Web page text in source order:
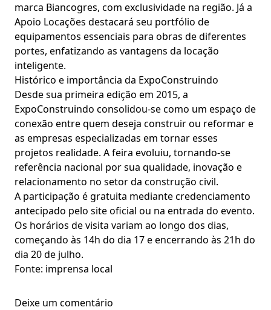
marca Biancogres, com exclusividade na região. Já a
Apoio Locações destacará seu portfólio de
equipamentos essenciais para obras de diferentes
portes, enfatizando as vantagens da locação
inteligente.
Histórico e importância da ExpoConstruindo
Desde sua primeira edição em 2015, a
ExpoConstruindo consolidou-se como um espaço de
conexão entre quem deseja construir ou reformar e
as empresas especializadas em tornar esses
projetos realidade. A feira evoluiu, tornando-se
referência nacional por sua qualidade, inovação e
relacionamento no setor da construção civil.
A participação é gratuita mediante credenciamento
antecipado pelo site oficial ou na entrada do evento.
Os horários de visita variam ao longo dos dias,
começando às 14h do dia 17 e encerrando às 21h do
dia 20 de julho.
Fonte: imprensa local
Deixe um comentário